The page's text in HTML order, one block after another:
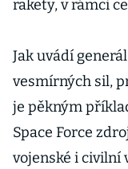
rakety, v rámci
Jak uvádí
vesmírných sil,
je pěkným
Space Force
vojenské i civilní